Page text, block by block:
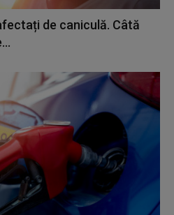
de caniculă. Câtă